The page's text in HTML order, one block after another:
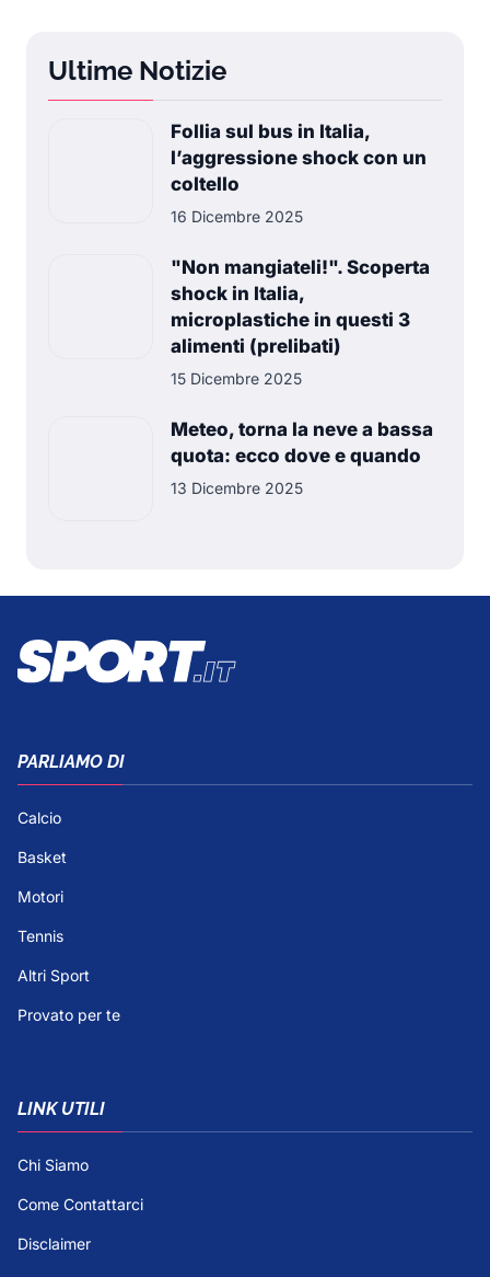
Ultime Notizie
Follia sul bus in Italia,
l’aggressione shock con un
coltello
16 Dicembre 2025
"Non mangiateli!". Scoperta
shock in Italia,
microplastiche in questi 3
alimenti (prelibati)
15 Dicembre 2025
Meteo, torna la neve a bassa
quota: ecco dove e quando
13 Dicembre 2025
PARLIAMO DI
Calcio
Basket
Motori
Tennis
Altri Sport
Provato per te
LINK UTILI
Chi Siamo
Come Contattarci
Disclaimer